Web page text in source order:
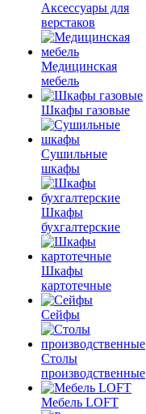
Аксессуары для
верстаков
Медицинская
мебель
Шкафы газовые
Сушильные
шкафы
Шкафы
бухгалтерские
Шкафы
картотечные
Сейфы
Столы
производственные
Мебель LOFT